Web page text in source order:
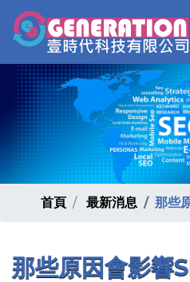
首頁 最新消息 那些
那些原因會影響